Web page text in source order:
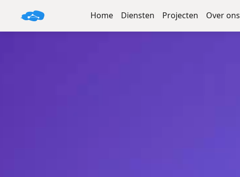
Home Diensten Projecten Over ons